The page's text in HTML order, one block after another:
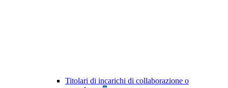
Titolari di incarichi di collaborazione o